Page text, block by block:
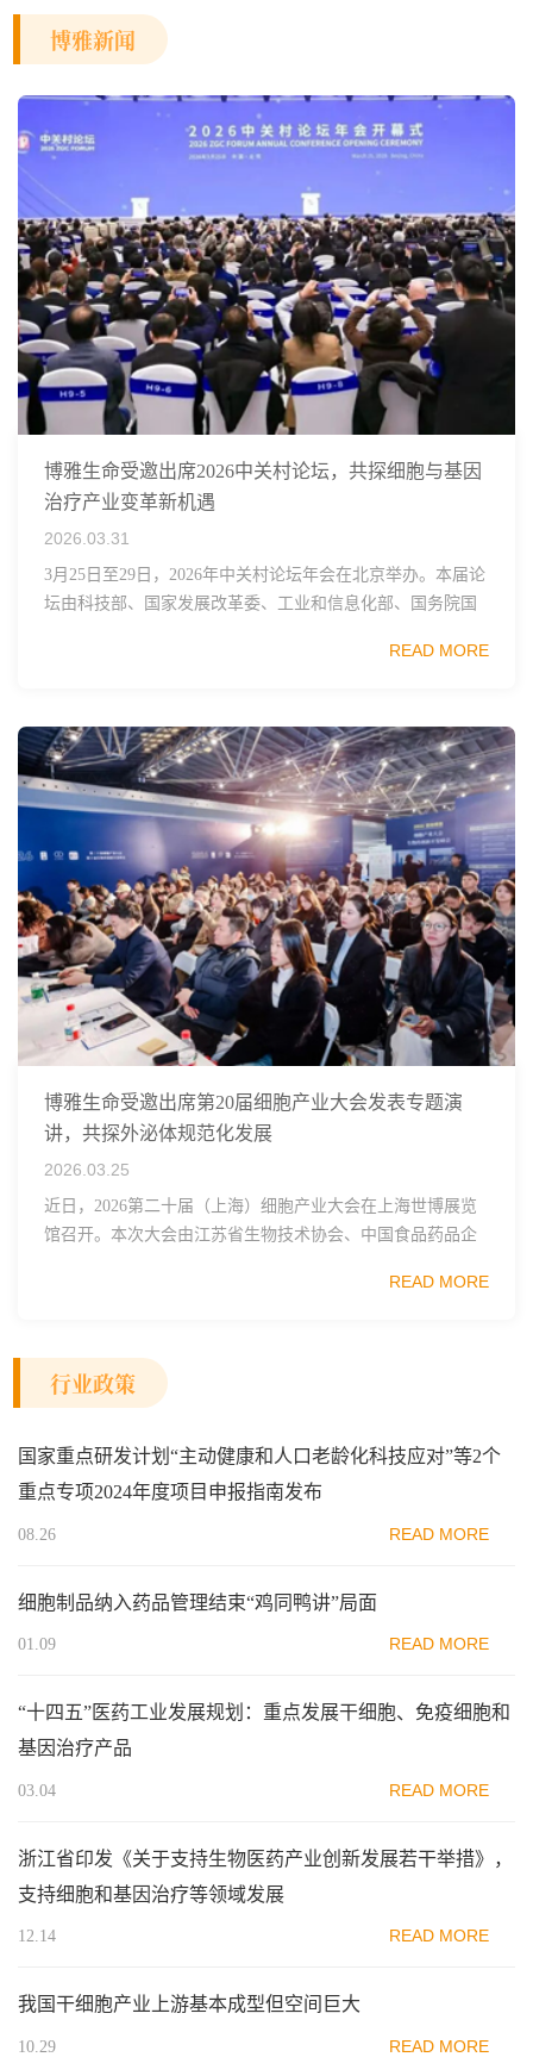
博雅新闻
博雅生命受邀出席2026中关村论坛，共探细胞与基因
治疗产业变革新机遇
2026.03.31
3月25日至29日，2026年中关村论坛年会在北京举办。本届论
坛由科技部、国家发展改革委、工业和信息化部、国务院国
READ MORE
博雅生命受邀出席第20届细胞产业大会发表专题演
讲，共探外泌体规范化发展
2026.03.25
近日，2026第二十届（上海）细胞产业大会在上海世博展览
馆召开。本次大会由江苏省生物技术协会、中国食品药品企
范区生物医药行业协会、瑞士日内瓦长寿科学...
READ MORE
行业政策
国家重点研发计划“主动健康和人口老龄化科技应对”等2个
重点专项2024年度项目申报指南发布
08.26 READ MORE
细胞制品纳入药品管理结束“鸡同鸭讲”局面
01.09 READ MORE
“十四五”医药工业发展规划：重点发展干细胞、免疫细胞和
基因治疗产品
03.04 READ MORE
浙江省印发《关于支持生物医药产业创新发展若干举措》，
支持细胞和基因治疗等领域发展
12.14 READ MORE
我国干细胞产业上游基本成型但空间巨大
10.29 READ MORE